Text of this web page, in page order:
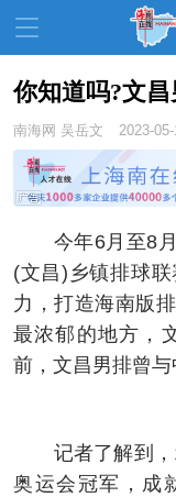
资讯中心 热点
文体 消费
家装 交通
生活 演出
展会 走读海南
你知道吗?文
南海网 吴岳文 2023-
今年6月至8月
(文昌)乡镇排球
力，打造海南版
最浓郁的地方，
前，文昌男排曾与
记者了解到，
奥运会冠军，成